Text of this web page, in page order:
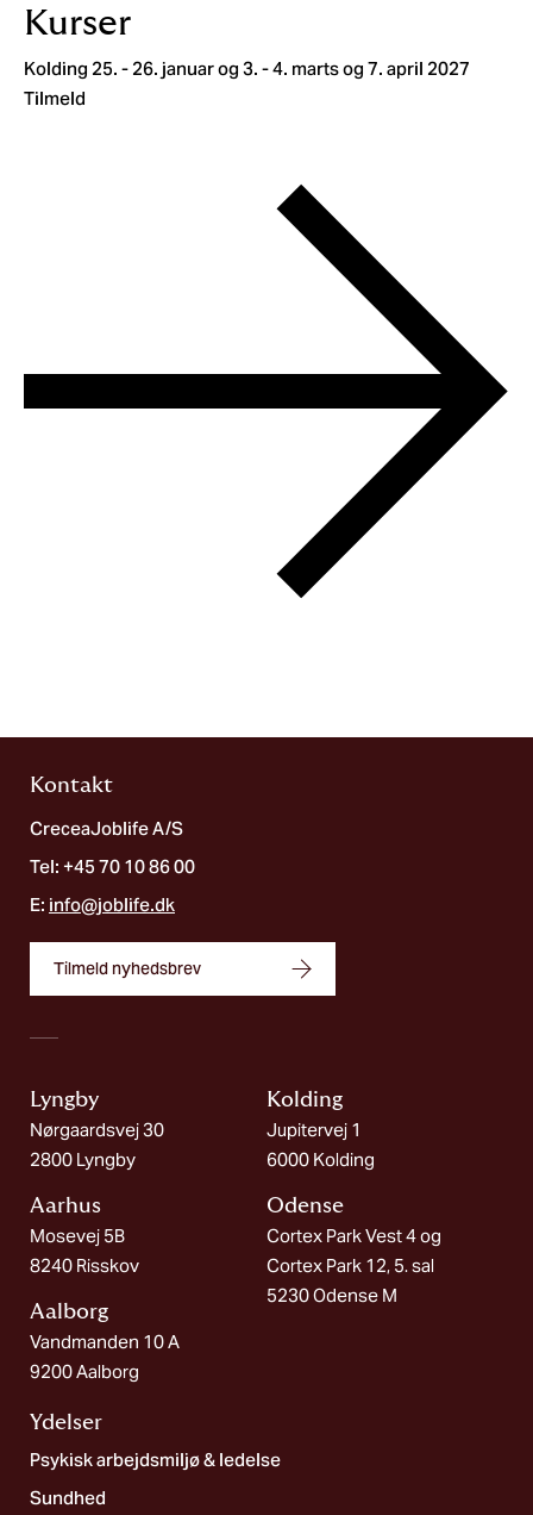
Kurser
Kolding 25. - 26. januar og 3. - 4. marts og 7. april 2027
Tilmeld
Kontakt
CreceaJoblife A/S
Tel: +45 70 10 86 00
E: info@joblife.dk
Tilmeld nyhedsbrev
Lyngby
Nørgaardsvej 30
2800 Lyngby
Aarhus
Mosevej 5B
8240 Risskov
Aalborg​
Vandmanden 10 A
9200 Aalborg
Kolding​
Jupitervej 1
6000 Kolding
Odense
Cortex Park Vest 4 og
Cortex Park 12, 5. sal
5230 Odense M
Ydelser
Psykisk arbejdsmiljø & ledelse
Sundhed